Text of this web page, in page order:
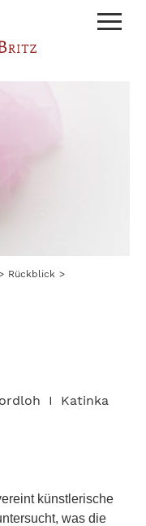
Menu
Rückblick
I
Katinka
künstlerische
was die